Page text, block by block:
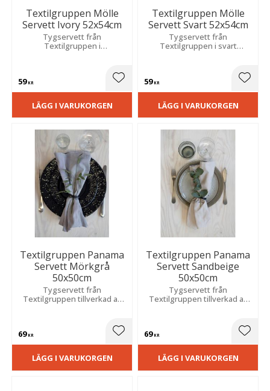
Textilgruppen Mölle
Servett Ivory 52x54cm
Tygservett från
Textilgruppen i
dukning. Storlek: 52x54 cm.
59KR Lägg till i favoriter
LÄGG I VARUKORGEN
Textilgruppen Mölle
Servett Svart 52x54cm
Tygservett från
Textilgruppen i svart
dukning. Storlek: 52x54 cm.
59KR
LÄGG I VARUKORGEN
Textilgruppen Panama
Servett Mörkgrå
50x50cm
Tygservett från
Textilgruppen tillverkad av
69KR Lägg till i favoriter
LÄGG I VARUKORGEN
Textilgruppen Panama
Servett Sandbeige
50x50cm
Tygservett från
Textilgruppen tillverkad av
69KR
LÄGG I VARUKORGEN